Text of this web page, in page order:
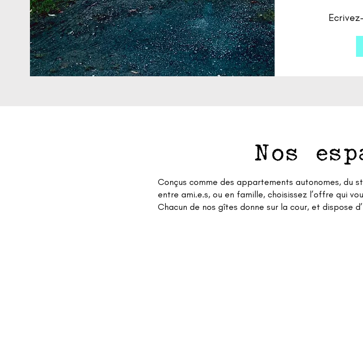
Nos
Conçus comme des appartements autonomes, du
entre ami.e.s, ou en famille, choisissez l’offre qui
Chacun de nos gîtes donne sur la cour, et dispose